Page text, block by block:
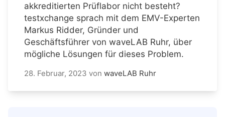
akkreditierten Prüflabor nicht besteht?
testxchange sprach mit dem EMV-Experten
Markus Ridder, Gründer und
Geschäftsführer von waveLAB Ruhr, über
mögliche Lösungen für dieses Problem.
28. Februar, 2023 von waveLAB Ruhr